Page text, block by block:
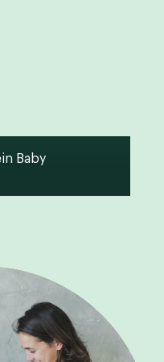
Baby